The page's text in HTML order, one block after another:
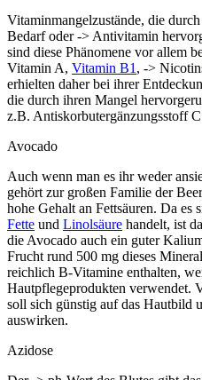
Vitaminmangelzustände, die
Bedarf oder -> Antivitamin
sind diese Phänomene vor allem
Vitamin A, Vitamin B1 , ->
erhielten daher bei ihrer
die durch ihren Mangel
z.B. Antiskorbutergänzungsstoff
Avocado
Auch wenn man es ihr weder
gehört zur großen Familie der
hohe Gehalt an Fettsäuren. Da es
Fette und Linolsäure handelt, ist
die Avocado auch ein guter
Frucht rund 500 mg dieses
reichlich B-Vitamine enthalten,
Hautpflegeprodukten verwendet.
soll sich günstig auf das Hautbild
auswirken.
Azidose